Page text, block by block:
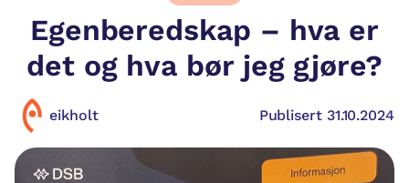
Egenberedskap – hva er
det og hva bør jeg gjøre?
eikholt Publisert 31.10.2024